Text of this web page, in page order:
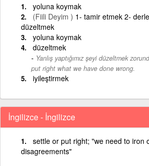
yoluna koymak
(Fiili Deyim ) 1- tamir etmek 2-
düzeltmek
yoluna koymak
düzeltmek
Yanlış yaptığımız şeyi düzeltmek
put right what we have done wrong.
iyileştirmek
İngilizce - İngilizce
settle or put right; "we need to iron
disagreements"